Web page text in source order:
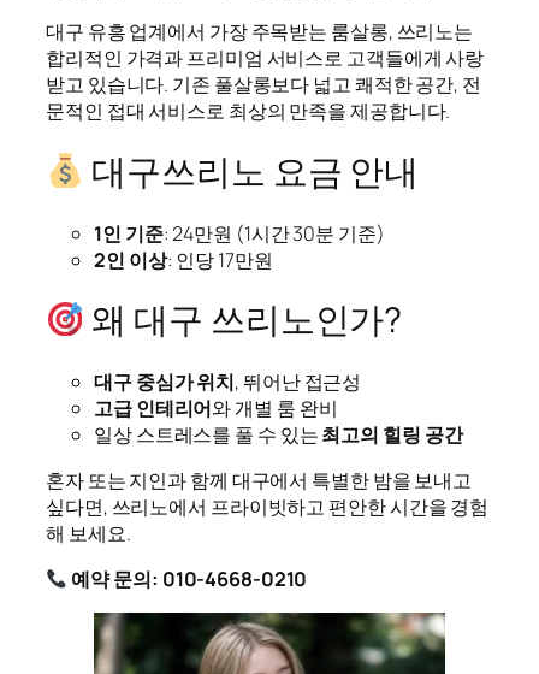
대구 유흥 업계에서 가장 주목받는 룸살롱, 쓰리노는
합리적인 가격과 프리미엄 서비스로 고객들에게 사랑
받고 있습니다. 기존 풀살롱보다 넓고 쾌적한 공간, 전
문적인 접대 서비스로 최상의 만족을 제공합니다.
대구쓰리노 요금 안내
1인 기준: 24만원 (1시간 30분 기준)
2인 이상: 인당 17만원
왜 대구 쓰리노인가?
대구 중심가 위치, 뛰어난 접근성
고급 인테리어와 개별 룸 완비
일상 스트레스를 풀 수 있는최고의 힐링 공간
혼자 또는 지인과 함께 대구에서 특별한 밤을 보내고
싶다면, 쓰리노에서 프라이빗하고 편안한 시간을 경험
해 보세요.
예약 문의: 010-4668-0210